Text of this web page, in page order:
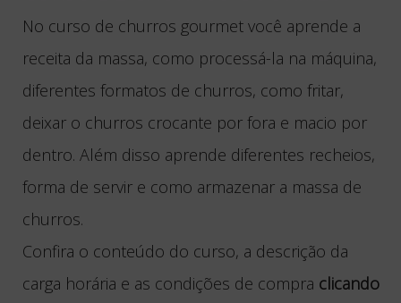
No curso de churros gourmet você aprende a
receita da massa, como processá-la na máquina,
diferentes formatos de churros, como fritar,
deixar o churros crocante por fora e macio por
dentro. Além disso aprende diferentes recheios,
forma de servir e como armazenar a massa de
churros.
Confira o conteúdo do curso, a descrição da
carga horária e as condições de compra clicando